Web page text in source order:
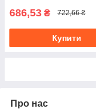
686,53 ₴ 722,66 ₴
Купити
Про нас